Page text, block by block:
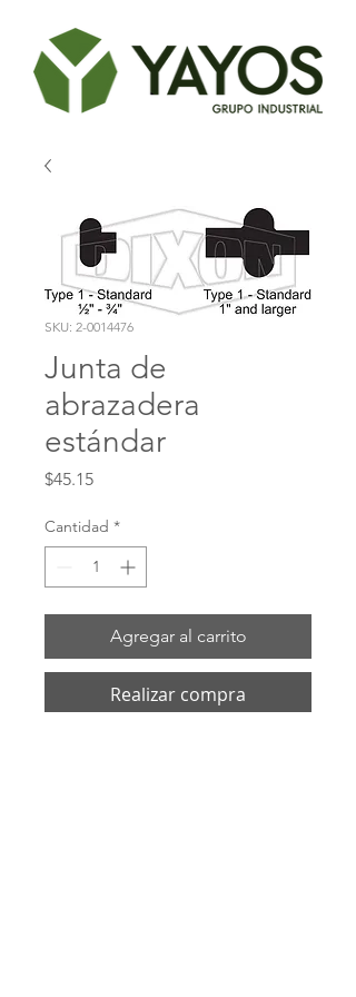
SKU: 2-0014476
Junta de
abrazadera
estándar
$45.15Precio
Cantidad *
Agregar al carrito
Realizar compra